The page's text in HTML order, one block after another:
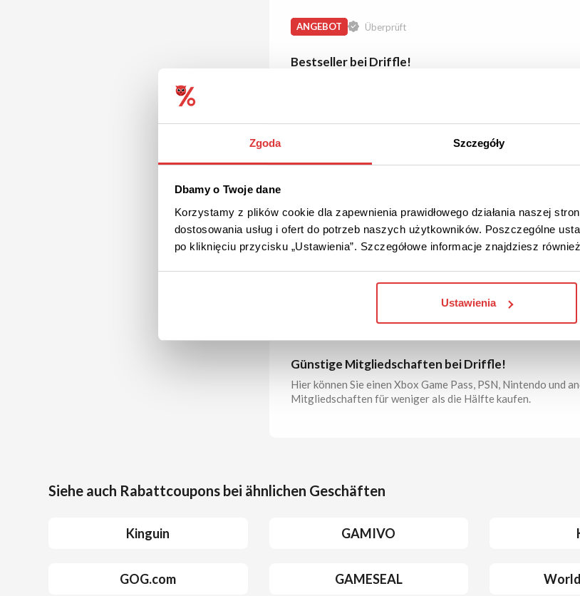
Zgoda Szczegóły
Dbamy o Twoje dane
Korzystamy z plików cookie dla zapewnienia prawidłowego działania naszej
dostosowania usług i ofert do potrzeb naszych użytkowników. Poszczególne
po kliknięciu przycisku „Ustawienia”. Szczegółowe informacje znajdziesz
Ustawienia
ANGEBOT Überprüft
Bestseller bei Driffle!
Software bei Driffle!
Hier bekommen Sie Antivirus, VPN und andere Programme
allen Namhaften Anbietern zu niedrigen Preisen.
Günstige Mitgliedschaften bei Driffle!
Hier können Sie einen Xbox Game Pass, PSN, Nintendo und
Mitgliedschaften für weniger als die Hälfte kaufen.
Siehe auch Rabattcoupons bei ähnlichen Geschäften
Kinguin GAMIVO
GOG.com GAMESEAL